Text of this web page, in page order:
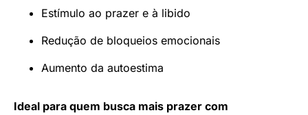
Estímulo ao prazer e à libido
Redução de bloqueios emocionais
Aumento da autoestima
Ideal para quem busca mais prazer com